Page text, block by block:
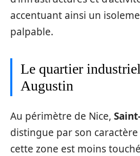
accentuant ainsi un
palpable.
Le quartier
Augustin
Au périmètre de Nice,
distingue par son
cette zone est moins